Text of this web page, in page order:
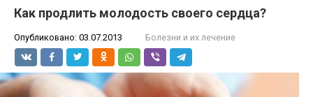
Как продлить молодость своего сердца?
Опубликовано: 03.07.2013 Болезни и их лечение